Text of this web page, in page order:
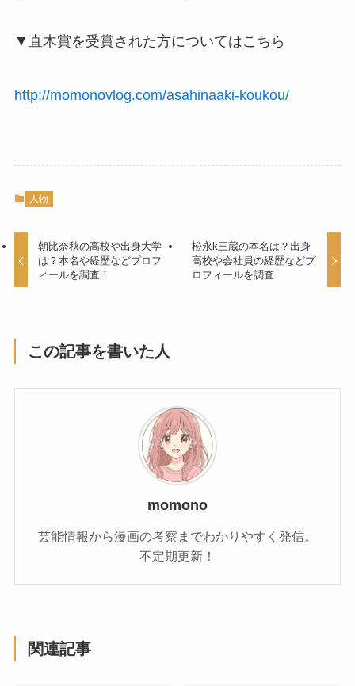
▼直木賞を受賞された方についてはこちら
http://momonovlog.com/asahinaaki-koukou/
人物
朝比奈秋の高校や出身大学
は？本名や経歴などプロフ
ィールを調査！
松永k三蔵の本名は？出身
高校や会社員の経歴などプ
ロフィールを調査
この記事を書いた人
momono
芸能情報から漫画の考察までわかりやすく発信。
不定期更新！
関連記事